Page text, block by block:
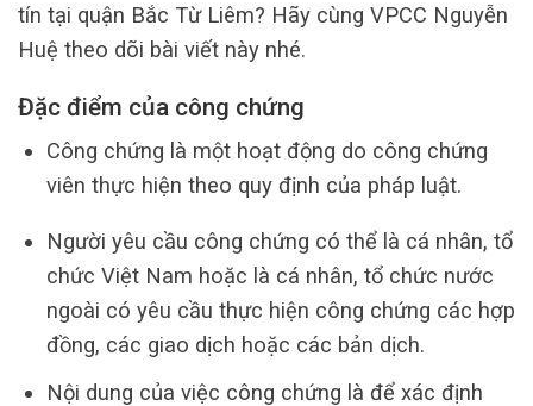
tín tại quận Bắc Từ Liêm? Hãy cùng VPCC Nguyễn
Huệ theo dõi bài viết này nhé.
Đặc điểm của công chứng
Công chứng là một hoạt động do công chứng
viên thực hiện theo quy định của pháp luật.
Người yêu cầu công chứng có thể là cá nhân, tổ
chức Việt Nam hoặc là cá nhân, tổ chức nước
ngoài có yêu cầu thực hiện công chứng các hợp
đồng, các giao dịch hoặc các bản dịch.
Nội dung của việc công chứng là để xác định